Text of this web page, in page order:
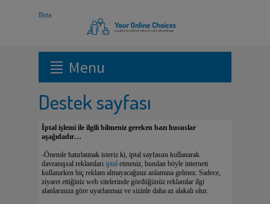
Menu
Destek sayfası
İptal işlemi ile ilgili bilmeniz gereken bazı hususlar
aşağıdadır…
-Önemle hatırlatmak isteriz ki, iptal sayfasını kullanarak
davranışsal reklamları iptal etmeniz, bundan böyle interneti
kullanırken hiç reklam almayacağınız anlamına gelmez. Sadece,
ziyaret ettiğiniz web sitelerinde gördüğünüz reklamlar ilgi
alanlarınıza göre uyarlanmaz ve sizinle daha az alakalı olur.